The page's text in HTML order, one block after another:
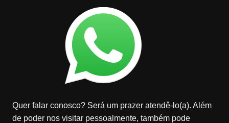
Quer falar conosco? Será um prazer atendê-lo(a). Além
de poder nos visitar pessoalmente, também pode